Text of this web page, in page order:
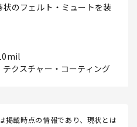
のフェルト・ミュートを装
クスチャー・コーティング
掲載時点の情報であり、現状とは